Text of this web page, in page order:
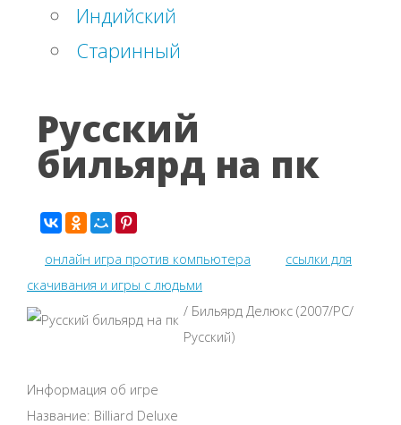
Индийский
Старинный
Русский
бильярд на пк
онлайн игра против компьютера
ссылки для
скачивания и игры с людьми
/ Бильярд Делюкс (2007/PC/
Русский)
Информация об игре
Название: Billiard Deluxe